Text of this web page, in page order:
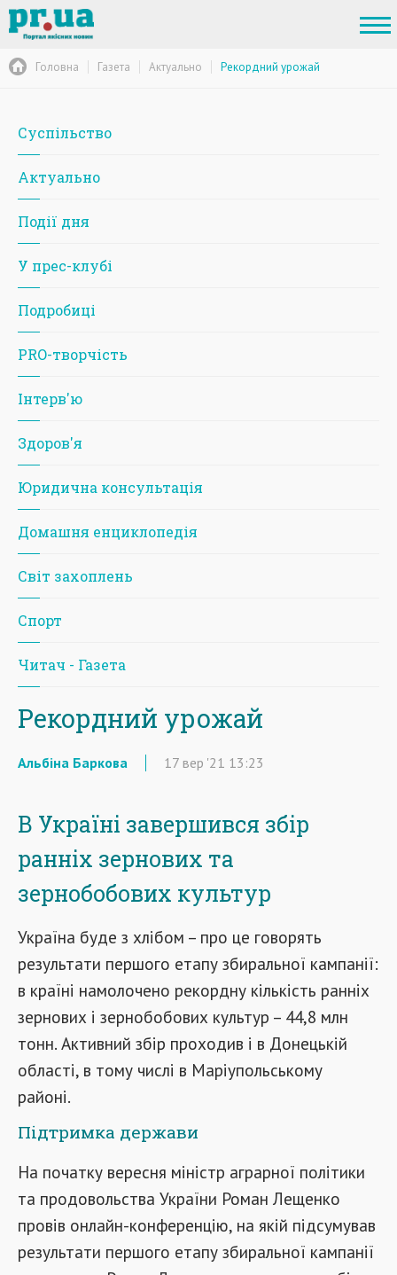
Головна Газета Актуально Рекордний урожай
Суспільство
Актуально
Події дня
У прес-клубі
Подробиці
PRO-творчість
Iнтерв'ю
Здоров'я
Юридична консультація
Домашня енциклопедія
Світ захоплень
Спорт
Читач - Газета
Рекордний урожай
Альбіна Баркова 17 вер '21 13:23
В Україні завершився збір
ранніх зернових та
зернобобових культур
Україна буде з хлібом – про це говорять
результати першого етапу збиральної кампанії:
в країні намолочено рекордну кількість ранніх
зернових і зернобобових культур – 44,8 млн
тонн. Активний збір проходив і в Донецькій
області, в тому числі в Маріупольському
районі.
Підтримка держави
На початку вересня міністр аграрної політики
та продовольства України Роман Лещенко
провів онлайн-конференцію, на якій підсумував
результати першого етапу збиральної кампанії